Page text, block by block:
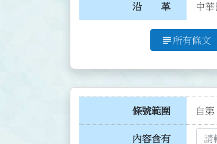
沿 革 中
subject 所有條文
條號範圍 自
內容含有